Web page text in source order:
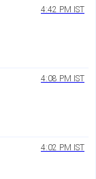
4:42 PM IST
4:08 PM IST
4:02 PM IST